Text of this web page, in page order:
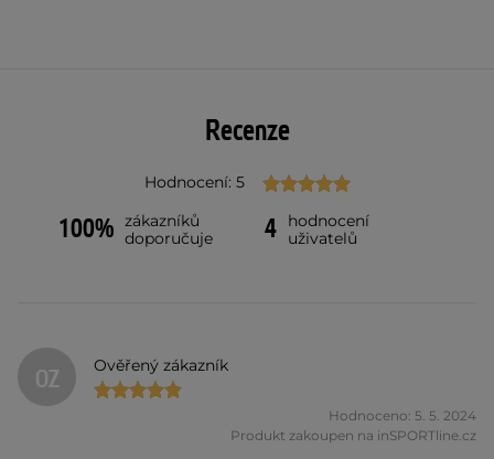
Recenze
Hodnocení: 5
100% zákazníků
doporučuje
4
hodnocení
uživatelů
OZ Ověřený zákazník
Hodnoceno: 5. 5. 2024
Produkt zakoupen na inSPORTline.cz